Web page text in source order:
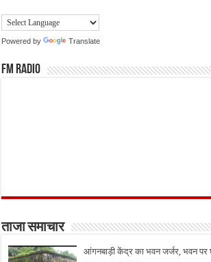
Powered by Translate
FM Radio
ताजा समाचार
आंगनबाड़ी केंद्र का भवन जर्जर, भवन